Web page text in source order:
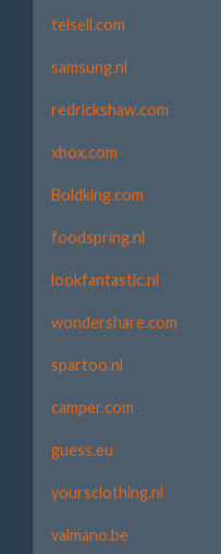
telsell.com
samsung.nl
redrickshaw.com
xbox.com
Boldking.com
foodspring.nl
lookfantastic.nl
wondershare.com
spartoo.nl
camper.com
guess.eu
yoursclothing.nl
valmano.be